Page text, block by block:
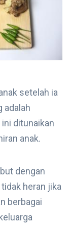
setelah ia
adalah
ditunaikan
anak.
dengan
heran jika
berbagai